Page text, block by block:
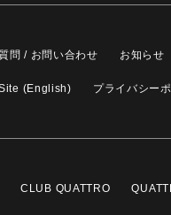
問 / お問い合わせ お知らせ
(English) プライバシー
CLUB QUATTRO